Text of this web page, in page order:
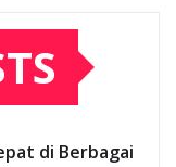
di Berbagai